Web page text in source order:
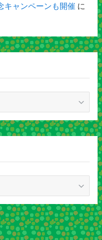
キャンペーンも開催 に